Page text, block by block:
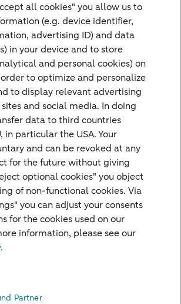
für Bethmann HAL oberste
Grund haben wir
Sicherheitssysteme installiert,
und die Daten, die
übertragen, zu
Sie weiterhin für sicheres
erfahren Sie hier.
zu sicherem Banking
all cookies" you allow us to
(e.g. device identifier,
advertising ID) and data
in your device and to store
and personal cookies) on
to optimize and personalize
to display relevant advertising
and social media. In doing
data to third countries
in particular the USA. Your
and can be revoked at any
for the future without giving
optional cookies" you object
of non-functional cookies. Via
you can adjust your consents
for the cookies used on our
information, please see our
Partner